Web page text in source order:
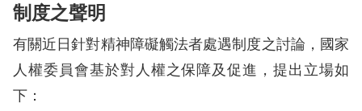
關
於
本
會
制度之聲明
有關近日針對精神障礙觸法者處遇制度之討論，國家
人權委員會基於對人權之保障及促進，提出立場如
下：